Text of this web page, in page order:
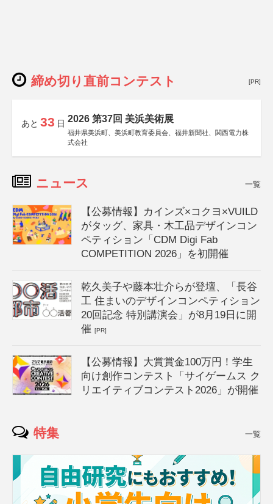
締め切り直前コンテスト [PR]
あと 33 日 2026 第37回 美浜美術展
福井県美浜町、美浜町教育委員会、福井新聞社、関西電力株
式会社
ニュース 一覧
【公募情報】カインズ×コクヨ×VUILD
がタッグ、家具・木工品デザインコン
ペティション「CDM Digi Fab
COMPETITION 2026」を初開催
乾久美子や藤本壮介らが登壇、「長谷
工 住まいのデザインコンペティション
20回記念 特別講演会」が8月19日に開
催[PR]
【公募情報】大賞賞金100万円！学生
向け創作コンテスト「サイゲームス ク
リエイティブコンテスト2026」が開催
特集 一覧